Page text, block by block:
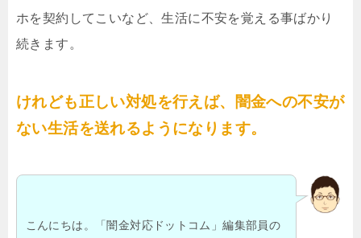
ホを契約してこいなど、生活に不安を覚える事ばかり
続きます。
けれども正しい対処を行えば、闇金への不安が
ない生活を送れるようになります。
こんにちは。「闇金対応ドットコム」編集部員の